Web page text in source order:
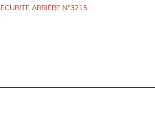
ARRIÈRE N°3215